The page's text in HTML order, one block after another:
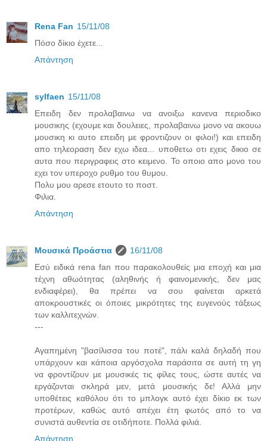
Rena Fan 15/11/08
Πόσο δίκιο έχετε...
Απάντηση
sylfaen 15/11/08
Επειδη δεν προλαβαινω να ανοιξω κανενα περιοδικο
μουσικης (εχουμε και δουλειες, προλαβαινω μονο να ακουω
μουσικη κι αυτο επειδη με φροντιζουν οι φιλοι!) και επειδη
απο τηλεοραση δεν εχω ιδεα... υποθετω οτι εχεις δικιο σε
αυτα που περιγραφεις στο κειμενο. Το οποιο απο μονο του
εχει τον υπεροχο ρυθμο του θυμου.
Πολυ μου αρεσε ετουτο το ποστ.
Φιλια.
Απάντηση
Μουσικά Προάστια
16/11/08
Εσύ ειδικά rena fan που παρακολουθείς μια εποχή και μια
τέχνη αθωότητας (αληθινής ή φαινομενικής, δεν μας
ενδιαφέρει), θα πρέπει να σου φαίνεται αρκετά
αποκρουστικές οι όποιες μικρότητες της ευγενούς τάξεως
των καλλιτεχνών.
---
Αγαπημένη "βασίλισσα του ποτέ", πάλι καλά δηλαδή που
υπάρχουν και κάποια αργόσχολα παράσιτα σε αυτή τη γη
να φροντίζουν με μουσικές τις φίλες τους, ώστε αυτές να
εργάζονται σκληρά μεν, μετά μουσικής δε! Αλλά μην
υποθέτεις καθόλου ότι το μπλογκ αυτό έχει δίκιο εκ των
προτέρων, καθώς αυτό απέχει έτη φωτός από το να
συνιστά αυθεντία σε οτιδήποτε. Πολλά φιλιά.
Απάντηση